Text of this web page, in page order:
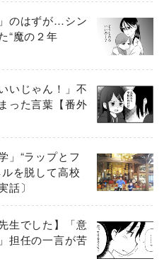
のはずが…シン
“魔の２年
いじゃん！」不
った言葉【番外
」“ラップとフ
を脱して高校
話〕
生でした】「意
担任の一言が苦